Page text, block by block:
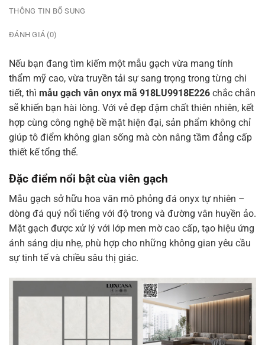
THÔNG TIN BỔ SUNG
ĐÁNH GIÁ (0)
Nếu bạn đang tìm kiếm một mẫu gạch vừa mang tính
thẩm mỹ cao, vừa truyền tải sự sang trọng trong từng chi
tiết, thì mẫu gạch vân onyx mã 918LU9918E226 chắc chắn
sẽ khiến bạn hài lòng. Với vẻ đẹp đậm chất thiên nhiên, kết
hợp cùng công nghệ bề mặt hiện đại, sản phẩm không chỉ
giúp tô điểm không gian sống mà còn nâng tầm đẳng cấp
thiết kế tổng thể.
Đặc điểm nổi bật cùa viên gạch
Mẫu gạch sở hữu hoa văn mô phỏng đá onyx tự nhiên –
dòng đá quý nổi tiếng với độ trong và đường vân huyền ảo.
Mặt gạch được xử lý với lớp men mờ cao cấp, tạo hiệu ứng
ánh sáng dịu nhẹ, phù hợp cho những không gian yêu cầu
sự tinh tế và chiều sâu thị giác.